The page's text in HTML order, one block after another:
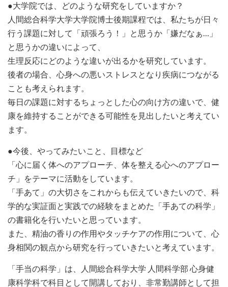
●大学院では、どのような研究をしていますか？
人間総合科学大学大学院博士後期課程では、私たちが日々
行う課題に対して「頑張ろう！」と思うか「嫌だなぁ…」
と思うかの違いによって、
生理反応にどのような違いが出るかを研究しています。
後者の場合、心身への悪いストレスとなり疾病につながる
ことも考えられます。
毎日の課題に対するちょっとした心の向け方の違いで、健
康を維持することができる可能性を見出したいと考えてい
ます。
●今後、やってみたいこと、目標など
「心に届く体へのアプローチ、体を整える心へのアプロー
チ」をテーマに活動をしています。
「手あて」の大切さをこれからも伝えていきたいので、科
学的な実証面と実践での経験をまとめた「手あての科学」
の書籍化を行いたいと思っています。
また、精油の香りの作用やタッチケアの作用について、心
身相関の観点から研究を行っていきたいと考えています。
「手当の科学」は、人間総合科学大学 人間科学部 心身健
康科学科で科目として開講しており、非常勤講師として担